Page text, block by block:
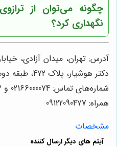
نگهداری کرد؟
آدرس: تهران، میدان آزادی،
دکتر هوشیار، پلاک 472، طبقه دوم، واحد 6
شماره‌های تماس: 02166000074 و 02166000073
همراه: 09122090477
مشخصات